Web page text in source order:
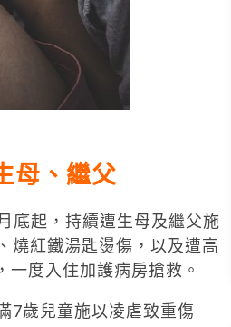
母、繼父
底起，持續遭生母及繼父施
燒紅鐵湯匙燙傷，以及遭高
度入住加護病房搶救。
7歲兒童施以凌虐致重傷